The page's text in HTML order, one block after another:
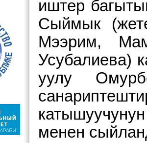
иштер
Сыймык
Мээрим,
Усубалиева)
уулу
менен